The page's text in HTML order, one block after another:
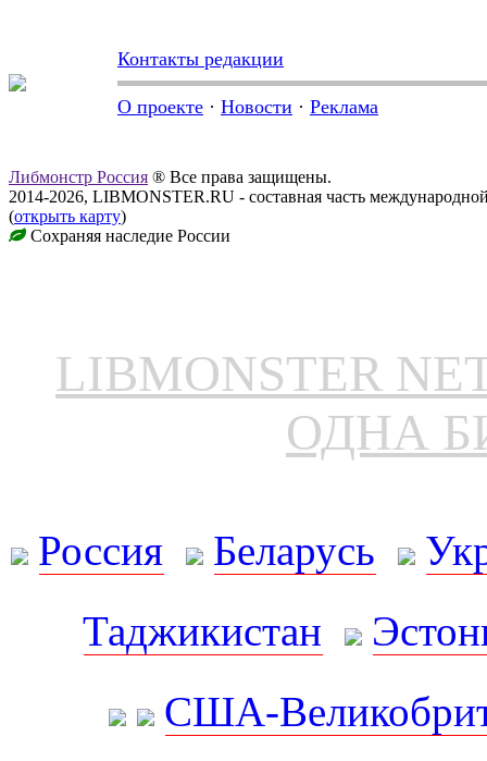
Контакты редакции
О проекте · Новости · Реклама
Либмонстр Россия ® Все права защищены.
2014-2026, LIBMONSTER.RU - составная часть
(открыть карту)
Сохраняя наследие России
LIBMONSTER
ОДНА
Россия Беларусь
Таджикистан
США-